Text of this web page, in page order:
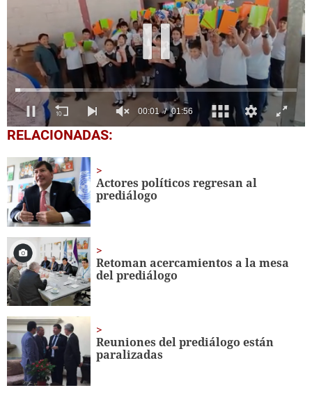
0
seconds
1
minute,
56
seconds
RELACIONADAS:
Actores políticos regresan al
prediálogo
Retoman acercamientos a la mesa
del prediálogo
Reuniones del prediálogo están
paralizadas